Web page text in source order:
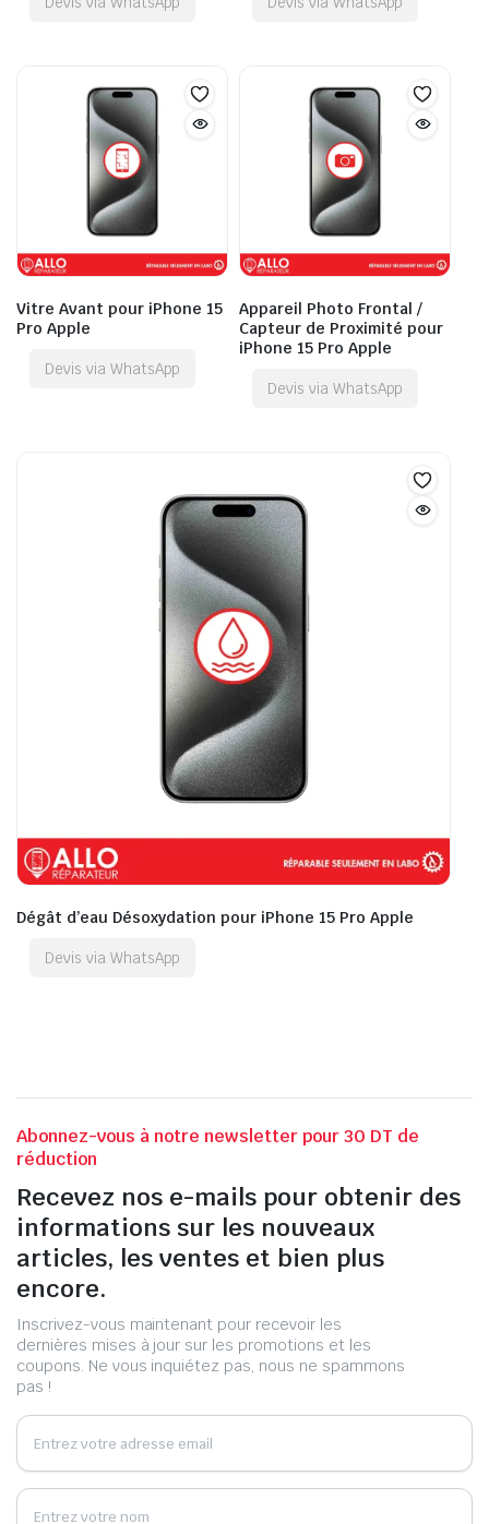
Vitre Avant pour iPhone 15
Pro Apple
Devis via WhatsApp
Appareil Photo Frontal /
Capteur de Proximité pour
iPhone 15 Pro Apple
Devis via WhatsApp
Dégât d’eau Désoxydation pour iPhone 15 Pro Apple
Devis via WhatsApp
Abonnez-vous à notre newsletter pour 30 DT de
réduction
Recevez nos e-mails pour obtenir des
informations sur les nouveaux
articles, les ventes et bien plus
encore.
Inscrivez-vous maintenant pour recevoir les
dernières mises à jour sur les promotions et les
coupons. Ne vous inquiétez pas, nous ne spammons
pas !